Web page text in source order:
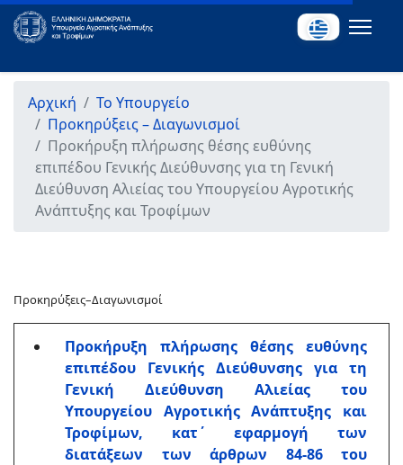
Αρχική
Το Υπουργείο
Προκηρύξεις – Διαγωνισμοί
Προκήρυξη πλήρωσης θέσης ευθύνης
επιπέδου Γενικής Διεύθυνσης για τη Γενική
Διεύθυνση Αλιείας του Υπουργείου Αγροτικής
Ανάπτυξης και Τροφίμων
Προκηρύξεις–Διαγωνισμοί
Προκήρυξη πλήρωσης θέσης ευθύνης
επιπέδου Γενικής Διεύθυνσης για τη
Γενική Διεύθυνση Αλιείας του
Υπουργείου Αγροτικής Ανάπτυξης και
Τροφίμων, κατ΄ εφαρμογή των
διατάξεων των άρθρων 84-86 του